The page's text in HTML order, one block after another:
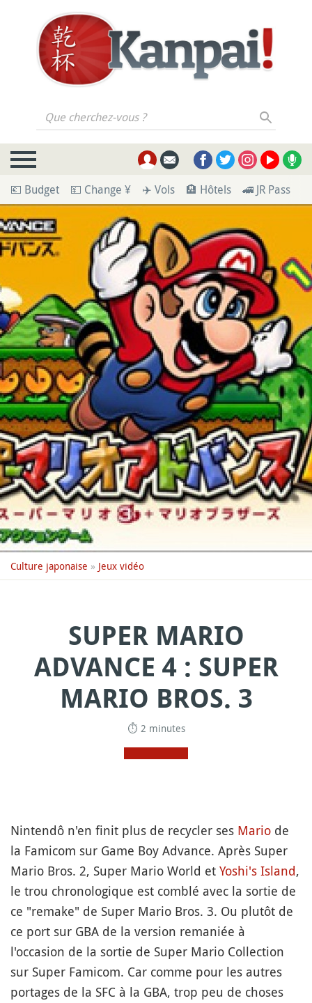
Que cherchez-vous ?
💶 Budget 💴 Change ¥ ✈️ Vols 🏨 Hôtels 🚄 JR Pass
Culture japonaise » Jeux vidéo
SUPER MARIO
ADVANCE 4 : SUPER
MARIO BROS. 3
⏱ 2 minutes
Nintendô n'en finit plus de recycler ses Mario de
la Famicom sur Game Boy Advance. Après Super
Mario Bros. 2, Super Mario World et Yoshi's Island,
le trou chronologique est comblé avec la sortie de
ce "remake" de Super Mario Bros. 3. Ou plutôt de
ce port sur GBA de la version remaniée à
l'occasion de la sortie de Super Mario Collection
sur Super Famicom. Car comme pour les autres
portages de la SFC à la GBA, trop peu de choses